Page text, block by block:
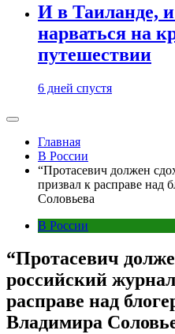
И в Таиланде,
нарваться на
путешествии
6 дней спустя
Главная
В России
“Протасевич должен
призвал к расправе над
Соловьева
В России
“Протасевич
российский
расправе над
Владимира